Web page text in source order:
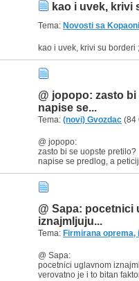
kao i uvek, krivi
Tema: Novosti sa
kao i uvek, krivi su borderi
@ jopopo: zasto
napise se...
Tema: (novi) Gvozdac (84
@ jopopo:
zasto bi se uopste pretilo?
napise se predlog, a peticija se prilozi kao dokaz da postoje ljudi koji bi
@ Sapa: pocetnici
iznajmljuju...
Tema: Firmirana
@ Sapa:
pocetnici uglavnom iznajmljuju
verovatno je i to bitan